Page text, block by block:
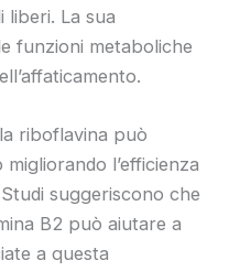
liberi. La sua
funzioni metaboliche
riboflavina può
l’efficienza
suggeriscono che
B2 può aiutare a
a questa